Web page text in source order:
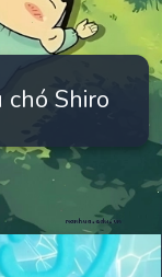
Shiro
https://manhua.edu.vn/hinh-anh-cu-shin-cute